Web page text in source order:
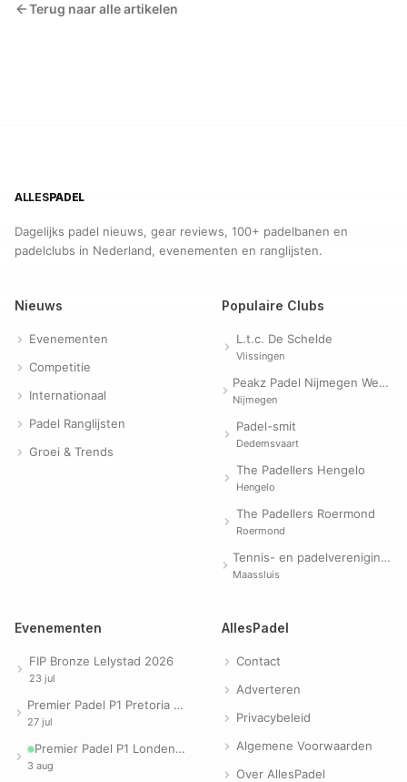
Terug naar alle artikelen
ALLESPADEL
Dagelijks padel nieuws, gear reviews, 100+ padelbanen en
padelclubs in Nederland, evenementen en ranglijsten.
Nieuws
Evenementen
Competitie
Internationaal
Padel Ranglijsten
Groei & Trends
Populaire Clubs
L.t.c. De Schelde
Vlissingen
Peakz Padel Nijmegen Westerpark | Padelclub
Nijmegen
Padel-smit
Dedemsvaart
The Padellers Hengelo
Hengelo
The Padellers Roermond
Roermond
Tennis- en padelvereniging Evergreen
Maassluis
Evenementen
FIP Bronze Lelystad 2026
23 jul
Premier Padel P1 Pretoria 2026
27 jul
Premier Padel P1 Londen 2026
3 aug
AllesPadel
Contact
Adverteren
Privacybeleid
Algemene Voorwaarden
Over AllesPadel